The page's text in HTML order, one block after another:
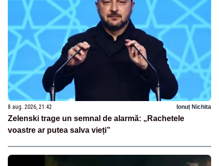
8 aug. 2026, 21:42 Ionuț Nichita
Zelenski trage un semnal de alarmă: „Rachetele
voastre ar putea salva vieți”